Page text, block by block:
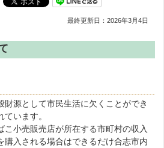
最終更新日：2026年3月4日
財源として市民生活に欠くことができ
います。
こ小売販売店が所在する市町村の収入
購入される場合はできるだけ合志市内